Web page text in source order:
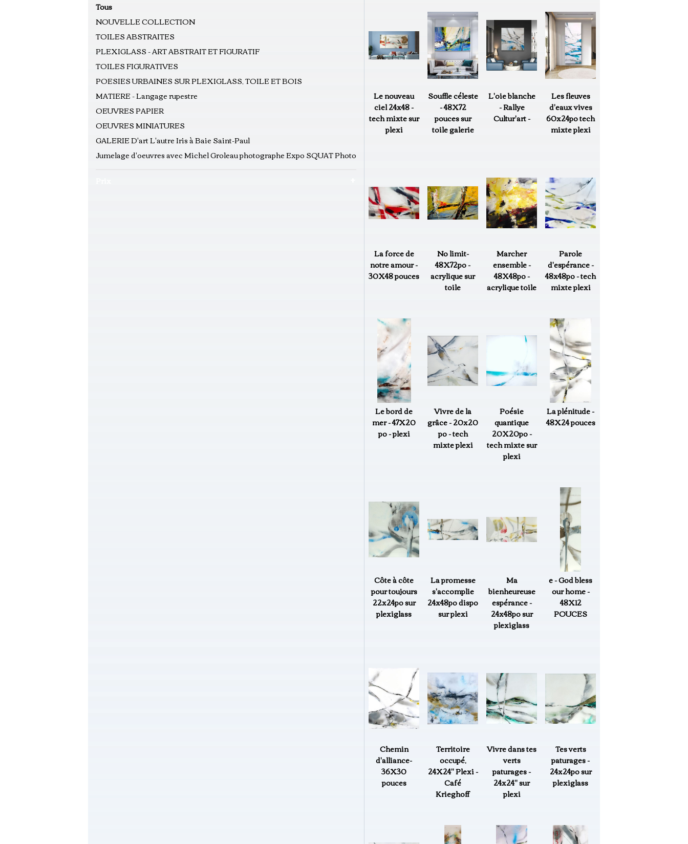
Tous
NOUVELLE COLLECTION
TOILES ABSTRAITES
PLEXIGLASS - ART ABSTRAIT ET FIGURATIF
TOILES FIGURATIVES
POESIES URBAINES SUR PLEXIGLASS, TOILE ET BOIS
MATIERE - Langage rupestre
OEUVRES PAPIER
OEUVRES MINIATURES
GALERIE D'art L'autre Iris à Baie Saint-Paul
Jumelage d'oeuvres avec Michel Groleau photographe Expo SQUAT Photo
Le nouveau
ciel 24x48 -
tech mixte sur
plexi
Souffle céleste
- 48X72
pouces sur
toile galerie
L'oie blanche
- Rallye
Cultur'art -
Les fleuves
d'eaux vives
60x24po tech
mixte plexi
La force de
notre amour -
30X48 pouces
No limit-
48X72po -
acrylique sur
toile
Marcher
ensemble -
48X48po -
acrylique toile
Parole
d'espérance -
48x48po - tech
mixte plexi
Le bord de
mer - 47X20
po - plexi
Vivre de la
grâce - 20x20
po - tech
mixte plexi
Poésie
quantique
20X20po -
tech mixte sur
plexi
La plénitude -
48X24 pouces
Côte à côte
pour toujours
22x24po sur
plexiglass
La promesse
s'accomplie
24x48po dispo
sur plexi
Ma
bienheureuse
espérance -
24x48po sur
plexiglass
e - God bless
our home -
48X12
POUCES
Chemin
d'alliance-
36X30
pouces
Territoire
occupé,
24X24" Plexi -
Café
Krieghoff
Vivre dans tes
verts
paturages -
24x24" sur
plexi
Tes verts
paturages -
24x24po sur
plexiglass